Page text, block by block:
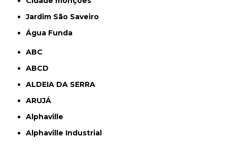
jardim São Saveiro
Água Funda
ABC
ABCD
ALDEIA DA SERRA
ARUJÁ
Alphaville
Alphaville Industrial